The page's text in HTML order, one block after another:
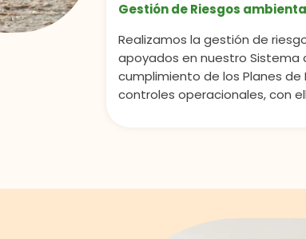
Gestión de Riesgos
Realizamos la gestión de
apoyados en nuestro Sistema
cumplimiento de los Planes
controles operacionales, con